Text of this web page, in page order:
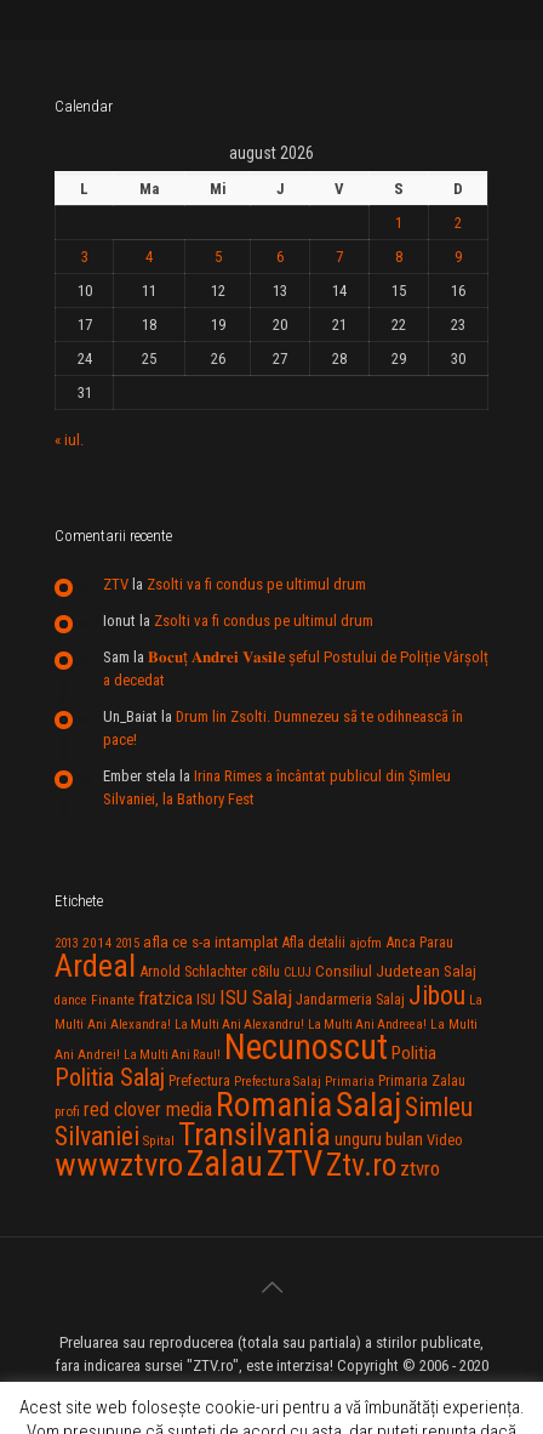
Calendar
august 2026
L Ma Mi J V S
D
1
2
3
4 5 6 7 8
9
10
11 12 13 14 15
16
17
18 19 20 21 22
23
24
25 26 27 28 29
30
31
« iul.
Comentarii recente
ZTV la Zsolti va fi condus pe ultimul drum
Ionut la Zsolti va fi condus pe ultimul drum
Sam la 𝐁𝐨𝐜𝐮ț 𝐀𝐧𝐝𝐫𝐞𝐢 𝐕𝐚𝐬𝐢𝐥e şeful Postului de Poliție Vârșolț
a decedat
Un_Baiat la Drum lin Zsolti. Dumnezeu sã te odihneascã în
pace!
Ember stela la Irina Rimes a încântat publicul din Şimleu
Silvaniei, la Bathory Fest
Etichete
2013 2014 2015 afla ce s-a intamplat Afla detalii ajofm Anca Parau
Ardeal Arnold Schlachter c8ilu CLUJ Consiliul Judetean Salaj
dance Finante fratzica ISU ISU Salaj Jandarmeria Salaj Jibou La
Multi Ani Alexandra! La Multi Ani Alexandru! La Multi Ani Andreea! La Multi
Ani Andrei! La Multi Ani Raul! Necunoscut Politia
Politia Salaj Prefectura Prefectura Salaj Primaria Primaria Zalau
profi red clover media RomaniaSalaj Simleu
Silvaniei Spital Transilvania unguru bulan Video
wwwztvroZalauZTVZtv.ro ztvro
Preluarea sau reproducerea (totala sau partiala) a stirilor publicate,
fara indicarea sursei "ZTV.ro", este interzisa! Copyright © 2006 - 2020
Acest site web folosește cookie-uri pentru a vă îmbunătăți experiența.